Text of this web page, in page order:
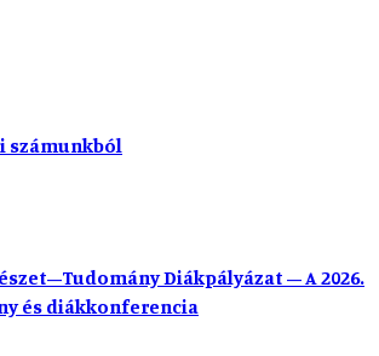
számunkból
Diákpályázat – A 2026.
és diákkonferencia